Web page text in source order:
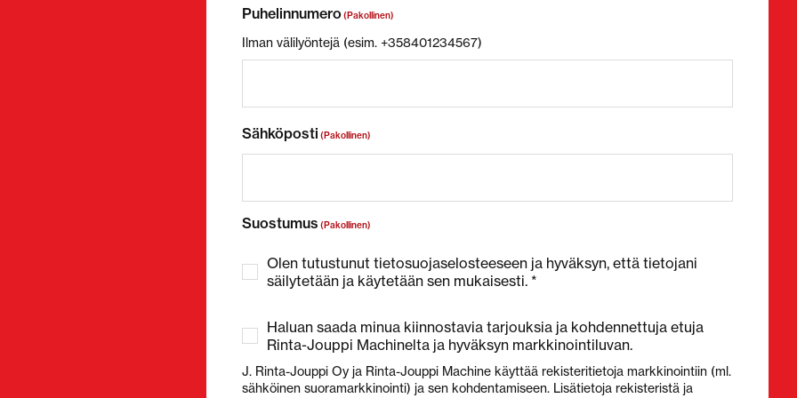
Puhelinnumero(Pakollinen)
Ilman välilyöntejä (esim. +358401234567)
Sähköposti (Pakollinen)
Suostumus (Pakollinen)
Olen tutustunut tietosuojaselosteeseen ja hyväksyn, että tietojani
säilytetään ja käytetään sen mukaisesti. *
Haluan saada minua kiinnostavia tarjouksia ja kohdennettuja etuja
Rinta-Jouppi Machinelta ja hyväksyn markkinointiluvan.
J. Rinta-Jouppi Oy ja Rinta-Jouppi Machine käyttää rekisteritietoja markkinointiin (ml.
sähköinen suoramarkkinointi) ja sen kohdentamiseen. Lisätietoja rekisteristä ja